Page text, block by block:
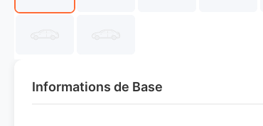
Informations de Base